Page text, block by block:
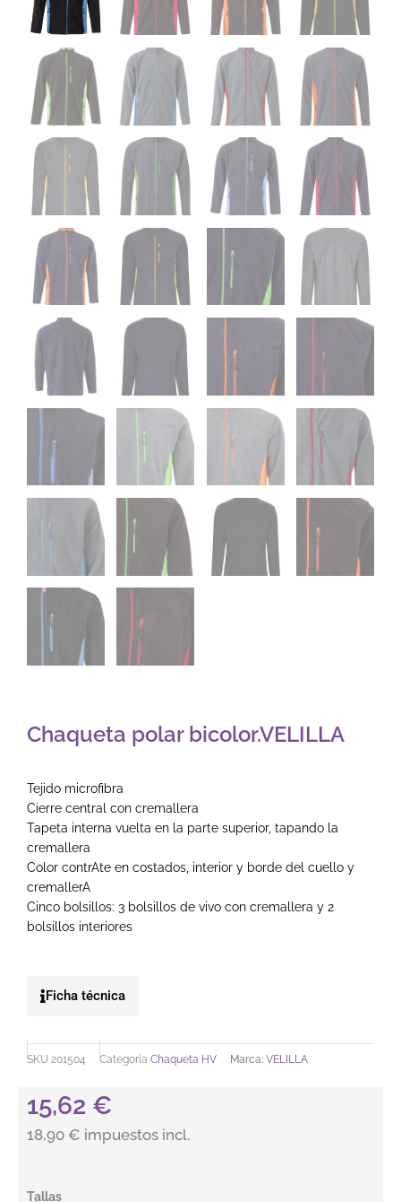
Chaqueta polar bicolor.VELILLA
Tejido microfibra
Cierre central con cremallera
Tapeta interna vuelta en la parte superior, tapando la
cremallera
Color contrAte en costados, interior y borde del cuello y
cremallerA
Cinco bolsillos: 3 bolsillos de vivo con cremallera y 2
bolsillos interiores
Ficha técnica
SKU 201504 Categoría Chaqueta HV Marca: VELILLA
15,62 €
18,90 € impuestos incl.
Tallas
Chaqueta polar bicolor.VELILLA cantidad